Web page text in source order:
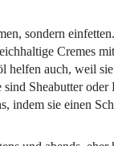
sondern
Cremes
helfen auch, weil
Sheabutter
indem sie einen